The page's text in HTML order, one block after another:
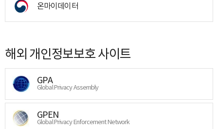
온마이데이터
해외 개인정보보호 사이트
GPA
Global Privacy Assembly
GPEN
Global Privacy Enforcement Network